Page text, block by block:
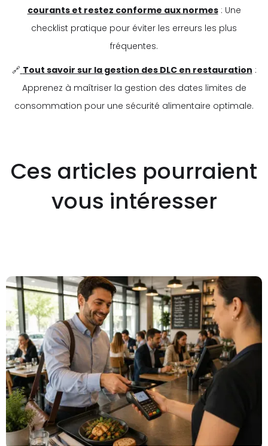
courants et restez conforme aux normes: Une
checklist pratique pour éviter les erreurs les plus
fréquentes.
🔗 Tout savoir sur la gestion des DLC en restauration :
Apprenez à maîtriser la gestion des dates limites de
consommation pour une sécurité alimentaire optimale.
Ces articles pourraient
vous intéresser